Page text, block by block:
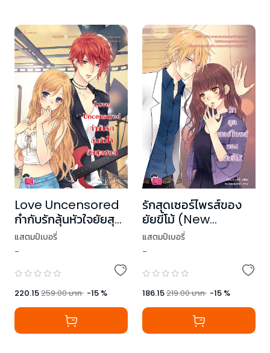
Love Uncensored
กำกับรักลุ้นหัวใจยัยสุด
ฮอต (New Edition)
แสตมป์เบอรี่
-
220.15259.00บาท -15 %
รักสุดเซอร์ไพรส์ของ
ยัยขี้โม้ (New
Edition)
แสตมป์เบอรี่
-
186.15219.00บาท -15 %